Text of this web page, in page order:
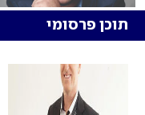
תוכן פרסומי